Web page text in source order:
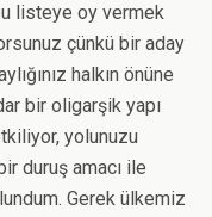
listeye oy vermek
çünkü bir aday
halkın önüne
bir oligarşik yapı
yolunuzu
duruş amacı ile
Gerek ülkemiz